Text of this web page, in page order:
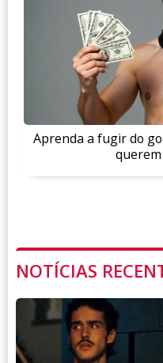
Aprenda a fugir do
NOTÍCIAS